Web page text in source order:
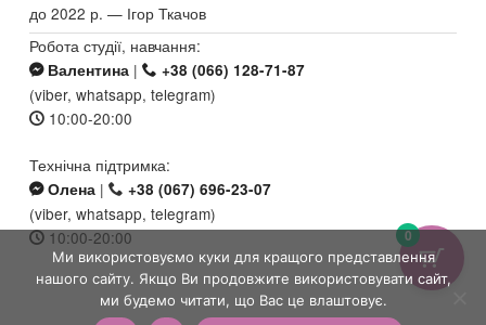
до 2022 р. — Ігор Ткачов
Робота студії, навчання:
Валентина | +38 (066) 128-71-87
(viber, whatsapp, telegram)
10:00-20:00
Технічна підтримка:
Олена | +38 (067) 696-23-07
(viber, whatsapp, telegram)
10:00-20:00
0
Ми використовуємо куки для кращого представлення
нашого сайту. Якщо Ви продовжите використовувати сайт,
ми будемо читати, що Вас це влаштовує.